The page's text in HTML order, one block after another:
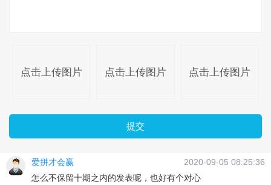
点击上传图片 点击上传图片 点击上传图片
提交
爱拼才会赢
2020-09-05 08:25:36
怎么不保留十期之内的发表呢，也好有个对心